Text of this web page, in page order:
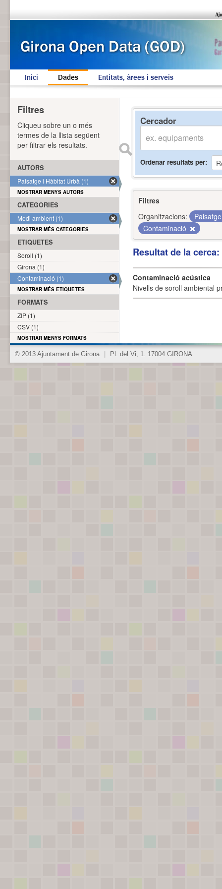
Inici Dades Entitats, àrees i serveis
Cercador
Ordenar resultats per
Filtres
Organitzacions:
Contaminació
Resultat de la
Contaminació acústica
Nivells de soroll ambiental
Filtres
Cliqueu sobre un o més
termes de la llista següent
per filtrar els resultats.
AUTORS
Paisatge i Hàbitat Urbà (1)
MOSTRAR MENYS AUTORS
CATEGORIES
Medi ambient (1)
MOSTRAR MÉS CATEGORIES
ETIQUETES
Soroll (1)
Girona (1)
Contaminació (1)
MOSTRAR MÉS ETIQUETES
FORMATS
ZIP (1)
CSV (1)
MOSTRAR MENYS FORMATS
© 2013 Ajuntament de Girona Pl. del Vi, 1. 17004 GIRONA